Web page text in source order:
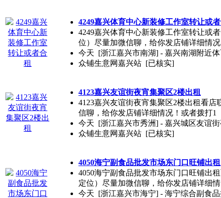
4249嘉兴体育中心新装修工作室转让或
4249嘉兴体育中心新装修工作室转让或
位）尽量加微信聊，给你发店铺详细情
今天 [浙江嘉兴市南湖] - 嘉兴南湖附近
众铺生意网嘉兴站 [已核实]
4123嘉兴友谊街夜宵集聚区2楼出租
4123嘉兴友谊街夜宵集聚区2楼出租看店
信聊，给你发店铺详细情况！或者拨打1
今天 [浙江嘉兴市秀洲] - 嘉兴城区友谊
众铺生意网嘉兴站 [已核实]
4050海宁副食品批发市场东门口旺铺出租
4050海宁副食品批发市场东门口旺铺出
定位）尽量加微信聊，给你发店铺详细情
今天 [浙江嘉兴市海宁] - 海宁综合副食